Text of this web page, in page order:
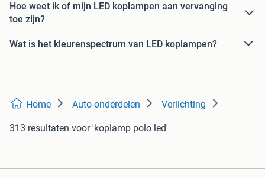
Hoe weet ik of mijn LED koplampen aan vervanging
toe zijn?
Wat is het kleurenspectrum van LED koplampen?
Home Auto-onderdelen Verlichting
313 resultaten voor 'koplamp polo led'